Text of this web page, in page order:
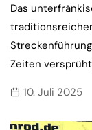
Das
Zeiten
10. Juli 2025